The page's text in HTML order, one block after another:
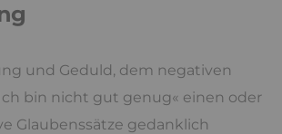
und Geduld, dem negativen
bin nicht gut genug« einen oder
Glaubenssätze gedanklich